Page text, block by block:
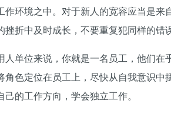
作环境之中。对于新人的宽容应当是来
挫折中及时成长，不要重复犯同样的错误
人单位来说，你就是一名员工，他们
角色定位在员工上，尽快从自我意识
己的工作方向，学会独立工作。